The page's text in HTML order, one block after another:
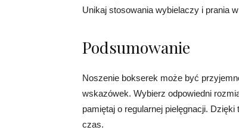
Unikaj stosowania wybielaczy i prania
Podsumowanie
Noszenie bokserek może być
wskazówek. Wybierz odpowiedni
pamiętaj o regularnej pielęgnacji.
czas.